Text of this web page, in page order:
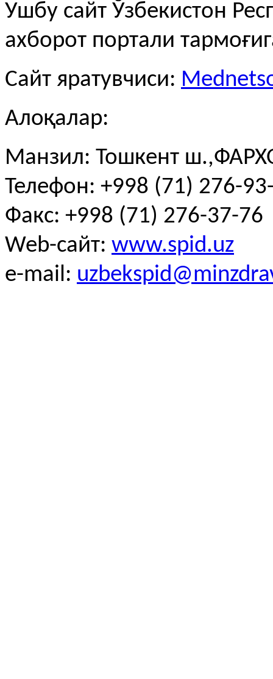
Ушбу сайт Ўзбекистон
ахборот портали
Сайт яратувчиси:
Алоқалар:
Манзил: Тошкент
Телефон: +998 (71) 276-
Факс: +998 (71) 276-37-76
Web-сайт: www.spid.uz
e-mail: